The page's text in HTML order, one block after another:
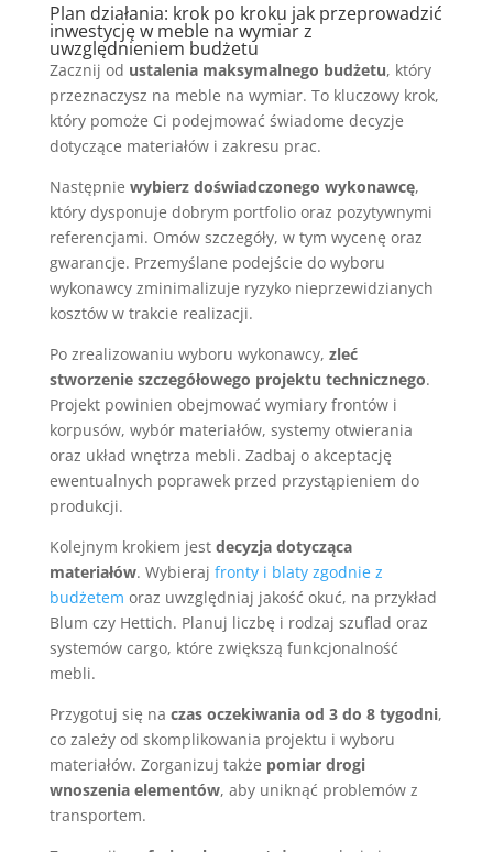
Plan działania: krok po kroku jak przeprowadzić
inwestycję w meble na wymiar z
uwzględnieniem budżetu
Zacznij od ustalenia maksymalnego budżetu, który
przeznaczysz na meble na wymiar. To kluczowy krok,
który pomoże Ci podejmować świadome decyzje
dotyczące materiałów i zakresu prac.
Następnie wybierz doświadczonego wykonawcę,
który dysponuje dobrym portfolio oraz pozytywnymi
referencjami. Omów szczegóły, w tym wycenę oraz
gwarancje. Przemyślane podejście do wyboru
wykonawcy zminimalizuje ryzyko nieprzewidzianych
kosztów w trakcie realizacji.
Po zrealizowaniu wyboru wykonawcy, zleć
stworzenie szczegółowego projektu technicznego.
Projekt powinien obejmować wymiary frontów i
korpusów, wybór materiałów, systemy otwierania
oraz układ wnętrza mebli. Zadbaj o akceptację
ewentualnych poprawek przed przystąpieniem do
produkcji.
Kolejnym krokiem jest decyzja dotycząca
materiałów. Wybieraj fronty i blaty zgodnie z
budżetem oraz uwzględniaj jakość okuć, na przykład
Blum czy Hettich. Planuj liczbę i rodzaj szuflad oraz
systemów cargo, które zwiększą funkcjonalność
mebli.
Przygotuj się na czas oczekiwania od 3 do 8 tygodni,
co zależy od skomplikowania projektu i wyboru
materiałów. Zorganizuj także pomiar drogi
wnoszenia elementów, aby uniknąć problemów z
transportem.